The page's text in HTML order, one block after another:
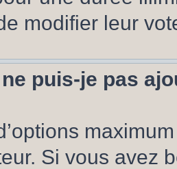
modifier leur
puis-je pas
Si vous avez